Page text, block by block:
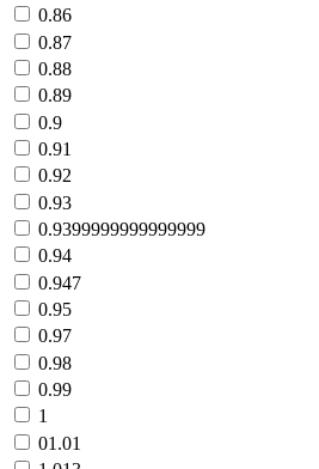
0.86
0.87
0.88
0.89
0.9
0.91
0.92
0.93
0.9399999999999999
0.94
0.947
0.95
0.97
0.98
0.99
1
01.01